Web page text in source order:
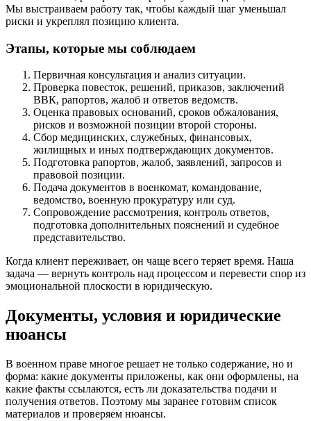
Мы выстраиваем работу так, чтобы каждый шаг уменьшал
риски и укреплял позицию клиента.
Этапы, которые мы соблюдаем
Первичная консультация и анализ ситуации.
Проверка повесток, решений, приказов, заключений
ВВК, рапортов, жалоб и ответов ведомств.
Оценка правовых оснований, сроков обжалования,
рисков и возможной позиции второй стороны.
Сбор медицинских, служебных, финансовых,
жилищных и иных подтверждающих документов.
Подготовка рапортов, жалоб, заявлений, запросов и
правовой позиции.
Подача документов в военкомат, командование,
ведомство, военную прокуратуру или суд.
Сопровождение рассмотрения, контроль ответов,
подготовка дополнительных пояснений и судебное
представительство.
Когда клиент переживает, он чаще всего теряет время. Наша
задача — вернуть контроль над процессом и перевести спор из
эмоциональной плоскости в юридическую.
Документы, условия и юридические
нюансы
В военном праве многое решает не только содержание, но и
форма: какие документы приложены, как они оформлены, на
какие факты ссылаются, есть ли доказательства подачи и
получения ответов. Поэтому мы заранее готовим список
материалов и проверяем нюансы.